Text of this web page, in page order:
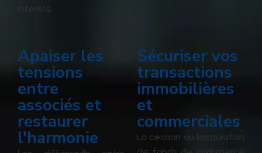
intérêts.
Apaiser les
tensions
entre
associés et
restaurer
l'harmonie
Sécuriser vos
transactions
immobilières
et
commerciales
La cession ou l’acquisition